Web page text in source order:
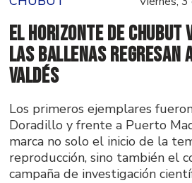
El horizonte de
las ballenas regresan
Valdés
Los primeros ejemplares
Doradillo y frente a Puerto
marca no solo el inicio de la
reproducción, sino también el
campaña de investigación